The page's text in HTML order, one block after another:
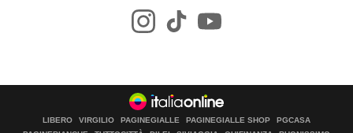
LIBERO VIRGILIO PAGINEGIALLE PAGINEGIALLE SHOP
PGCASA